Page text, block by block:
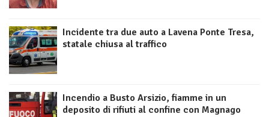
Incidente tra due auto a Lavena Ponte Tresa,
statale chiusa al traffico
Incendio a Busto Arsizio, fiamme in un
deposito di rifiuti al confine con Magnago